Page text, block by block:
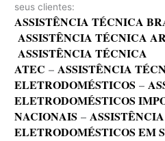
seus clientes:
ASSISTÊNCIA TÉCNICA
ASSISTÊNCIA TÉCNICA
ASSISTÊNCIA TÉCNICA
ATEC –ASSISTÊNCIA
ELETRODOMÉSTICOS –
ELETRODOMÉSTICOS
NACIONAIS –
ELETRODOMÉSTICOS EM